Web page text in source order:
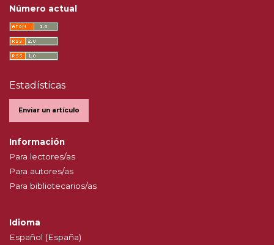
Número actual
Estadísticas
Enviar un artículo
Información
Para lectores/as
Para autores/as
Para bibliotecarios/as
Idioma
Español (España)